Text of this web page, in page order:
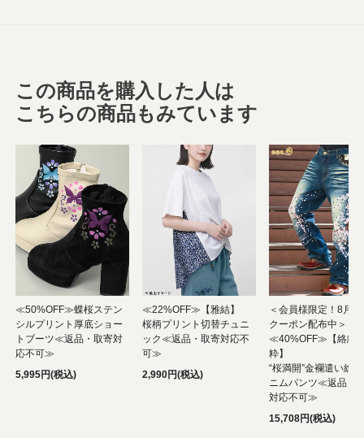
この商品を購入した人は
こちらの商品もみています
≪50%OFF≫蝶桜ステン
シルプリント厚底ショー
トブーツ≪返品・取寄対
応不可≫
5,995円(税込)
≪22%OFF≫【雅結】
桜柄プリント切替チュニ
ック≪返品・取寄対応不
可≫
2,990円(税込)
＜会員様限定！8月
クーポン配布中＞
≪40%OFF≫【絡繰
粋】
“桜満開”金襴遣い総
ニムパンツ≪返品・
対応不可≫
15,708円(税込)